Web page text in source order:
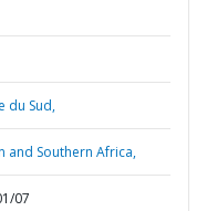
du Sud,
and Southern Africa,
07